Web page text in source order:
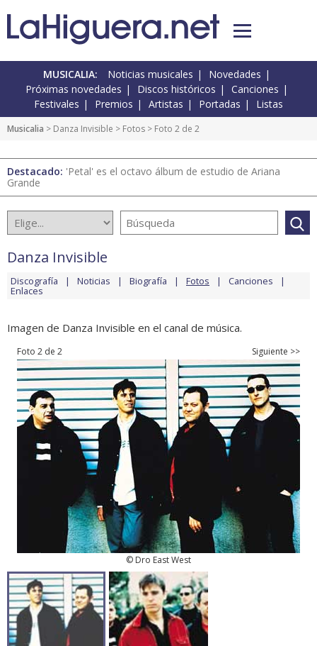
MUSICALIA: Noticias musicales
Novedades
Próximas novedades
Discos históricos
Canciones
Festivales
Premios Artistas Portadas Listas
Musicalia > Danza Invisible > Fotos > Foto 2 de 2
Destacado: 'Petal' es el octavo álbum de estudio de Ariana
Grande
Danza Invisible
Discografía Noticias Biografía Fotos Canciones
Enlaces
Imagen de Danza Invisible en el canal de música.
Foto 2 de 2 Siguiente >>
© Dro East West